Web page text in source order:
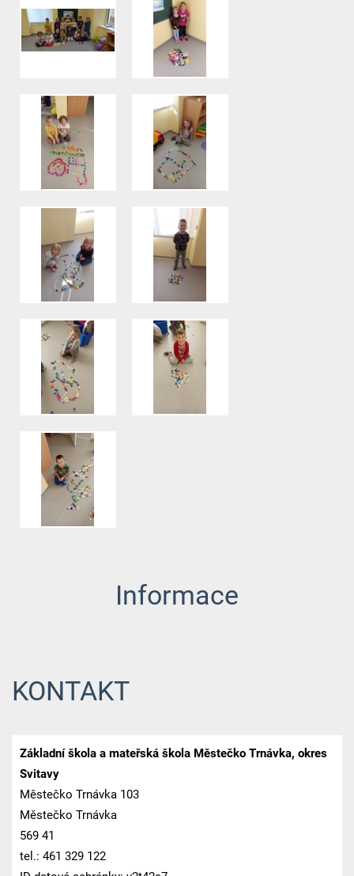
Informace
KONTAKT
Základní škola a mateřská škola Městečko Trnávka, okres
Svitavy
Městečko Trnávka 103
Městečko Trnávka
569 41
tel.: 461 329 122